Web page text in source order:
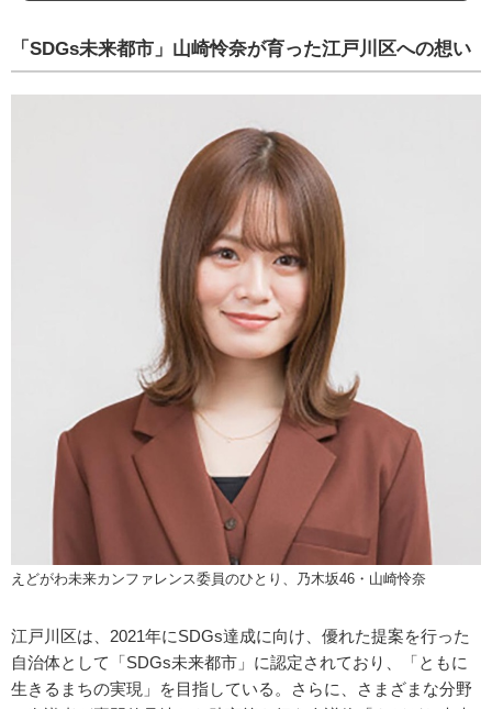
「SDGs未来都市」山崎怜奈が育った江戸川区への想い
えどがわ未来カンファレンス委員のひとり、乃木坂46・山崎怜奈
江戸川区は、2021年にSDGs達成に向け、優れた提案を行った
自治体として「SDGs未来都市」に認定されており、「ともに
生きるまちの実現」を目指している。さらに、さまざまな分野